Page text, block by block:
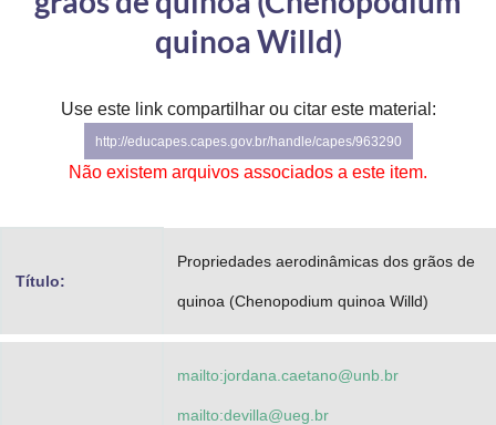
Ministério da Mulher, da Família e dos Direitos Humanos
Secretaria de Governo
Gabinete de Segurança Institucional
quinoa Willd)
Use este link compartilhar ou citar este material:
http://educapes.capes.gov.br/handle/capes/963290
Não existem arquivos associados a este item.
Título:
Propriedades aerodinâmicas dos grãos de
quinoa (Chenopodium quinoa Willd)
mailto:jordana.caetano@unb.br
mailto:devilla@ueg.br